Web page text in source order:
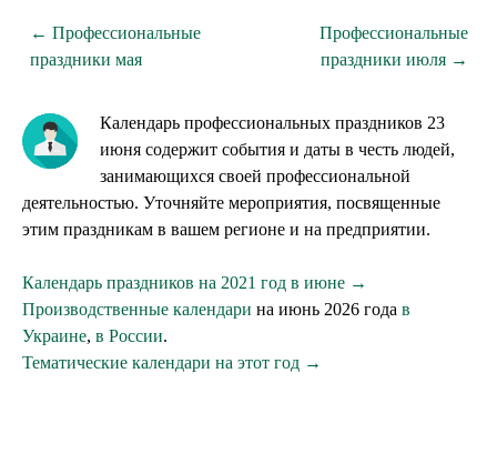
← Профессиональные
праздники мая
Профессиональные
праздники июля →
Календарь профессиональных праздников 23
июня содержит события и даты в честь людей,
занимающихся своей профессиональной
деятельностью. Уточняйте мероприятия, посвященные
этим праздникам в вашем регионе и на предприятии.
Календарь праздников на 2021 год в июне →
Производственные календари на июнь 2026 года в
Украине, в России.
Тематические календари на этот год →